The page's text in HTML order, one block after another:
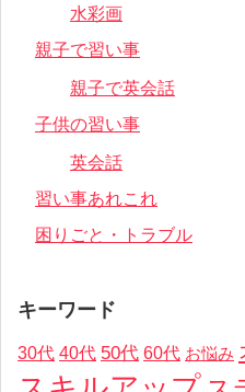
水彩画
親子で習い事
親子で英会話
子供の習い事
英会話
習い事あれこれ
困りごと・トラブル
キーワード
30代 40代 50代 60代 お悩み